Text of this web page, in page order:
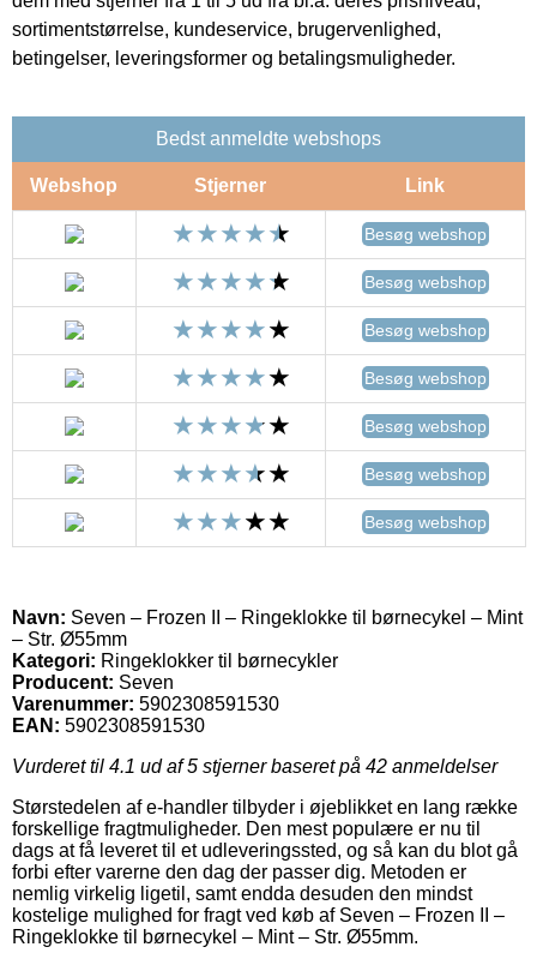
sortimentstørrelse, kundeservice, brugervenlighed,
betingelser, leveringsformer og betalingsmuligheder.
Bedst anmeldte webshops
Webshop Stjerner Link
Besøg webshop
Besøg webshop
Besøg webshop
Besøg webshop
Besøg webshop
Besøg webshop
Besøg webshop
Navn: Seven – Frozen II – Ringeklokke til børnecykel – Mint
– Str. Ø55mm
Kategori: Ringeklokker til børnecykler
Producent: Seven
Varenummer: 5902308591530
EAN: 5902308591530
Vurderet til 4.1 ud af 5 stjerner baseret på 42 anmeldelser
Størstedelen af e-handler tilbyder i øjeblikket en lang række
forskellige fragtmuligheder. Den mest populære er nu til
dags at få leveret til et udleveringssted, og så kan du blot gå
forbi efter varerne den dag der passer dig. Metoden er
nemlig virkelig ligetil, samt endda desuden den mindst
kostelige mulighed for fragt ved køb af Seven – Frozen II –
Ringeklokke til børnecykel – Mint – Str. Ø55mm.